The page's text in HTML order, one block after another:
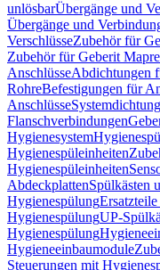
unlösbarÜbergänge und
Übergänge und
VerschlüsseZubehör für
Zubehör für Geberit
AnschlüsseAbdichtungen
RohreBefestigungen für
Anschlüsse
Flanschverbindungen
Hygienesystem
Hygienespüleinheiten
Hygienespüleinheiten
AbdeckplattenSpülkästen
Hygienespülung
HygienespülungUP-
Hygienespülung
Hygieneeinbaumodule
Steuerungen mit